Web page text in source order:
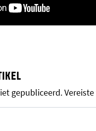
gepubliceerd.